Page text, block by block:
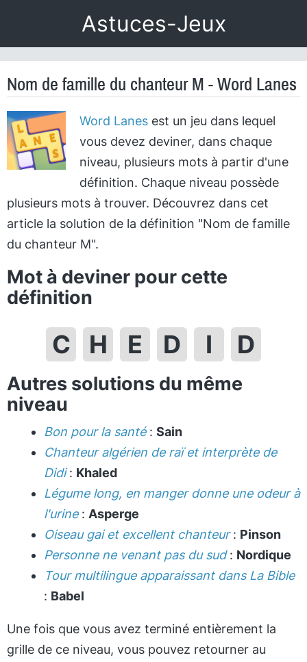
Astuces-Jeux
Nom de famille du chanteur M - Word Lanes
Word Lanesest un jeu dans lequel
vous devez deviner, dans chaque
niveau, plusieurs mots à partir d'une
définition. Chaque niveau possède
plusieurs mots à trouver. Découvrez dans cet
article la solution de la définition "Nom de famille
du chanteur M".
Mot à deviner pour cette
définition
C H E D I D
Autres solutions du même
niveau
Bon pour la santé: Sain
Chanteur algérien de raï et interprète de
Didi: Khaled
Légume long, en manger donne une odeur à
l'urine: Asperge
Oiseau gai et excellent chanteur: Pinson
Personne ne venant pas du sud: Nordique
Tour multilingue apparaissant dans La Bible
: Babel
Une fois que vous avez terminé entièrement la
grille de ce niveau, vous pouvez retourner au